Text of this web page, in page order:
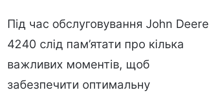
Під час обслуговування John Deere
4240 слід пам’ятати про кілька
важливих моментів, щоб
забезпечити оптимальну